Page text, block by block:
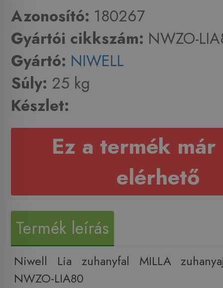
Azonosító: 180267
Gyártói cikkszám: NWZO-
Gyártó: NIWELL
Súly: 25 kg
Készlet:
Ez a termék már
elérhető
Termék leírás
Niwell Lia zuhanyfal MILLA
NWZO-LIA80